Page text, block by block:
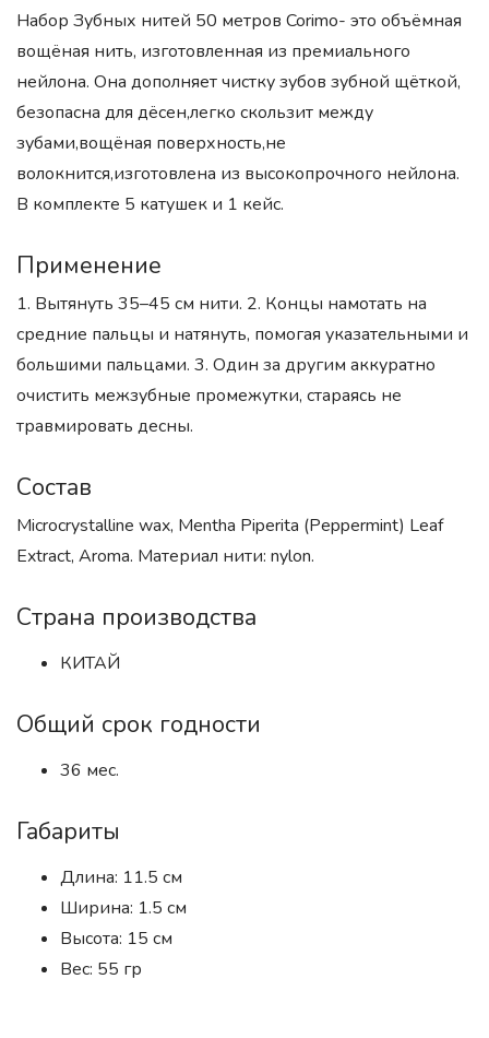
Набор Зубных нитей 50 метров Corimo- это объёмная
вощёная нить, изготовленная из премиального
нейлона. Она дополняет чистку зубов зубной щёткой,
безопасна для дёсен,легко скользит между
зубами,вощёная поверхность,не
волокнится,изготовлена из высокопрочного нейлона.
В комплекте 5 катушек и 1 кейс.
Применение
1. Вытянуть 35–45 см нити. 2. Концы намотать на
средние пальцы и натянуть, помогая указательными и
большими пальцами. 3. Один за другим аккуратно
очистить межзубные промежутки, стараясь не
травмировать десны.
Состав
Microcrystalline wax, Mentha Piperita (Peppermint) Leaf
Extract, Aroma. Материал нити: nylon.
Страна производства
КИТАЙ
Общий срок годности
36 мес.
Габариты
Длина: 11.5 см
Ширина: 1.5 см
Высота: 15 см
Вес: 55 гр